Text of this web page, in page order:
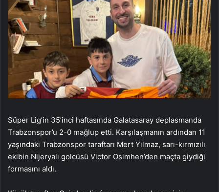
Süper Lig’in 35’inci haftasında Galatasaray deplasmanda
Trabzonspor’u 2-0 mağlup etti. Karşılaşmanın ardından 11
yaşındaki Trabzonspor taraftarı Mert Yılmaz, sarı-kırmızılı
ekibin Nijeryalı golcüsü Victor Osimhen’den maçta giydiği
formasını aldı.